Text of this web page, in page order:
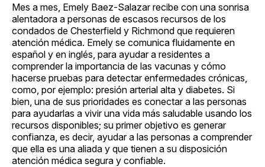
Mes a mes, Emely Baez-Salazar recibe con una sonrisa
alentadora a personas de escasos recursos de los
condados de Chesterfield y Richmond que requieren
atención médica. Emely se comunica fluidamente en
español y en inglés, para ayudar a residentes a
comprender la importancia de las vacunas y cómo
hacerse pruebas para detectar enfermedades crónicas,
como, por ejemplo: presión arterial alta y diabetes. Si
bien, una de sus prioridades es conectar a las personas
para ayudarlas a vivir una vida más saludable usando los
recursos disponibles; su primer objetivo es generar
confianza, es decir, ayudar a las personas a comprender
que ella es una aliada y que tienen a su disposición
atención médica segura y confiable.